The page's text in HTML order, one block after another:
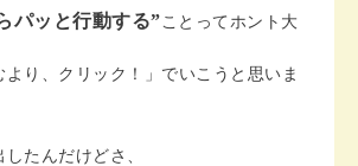
パッと行動する”ことってホント大
より、クリック！」でいこうと思いま
たんだけどさ、